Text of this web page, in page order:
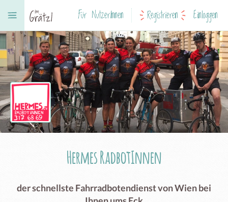
Für NutzerInnen Registrieren Einloggen
Hermes RadbotInnen
der schnellste Fahrradbotendienst von Wien bei